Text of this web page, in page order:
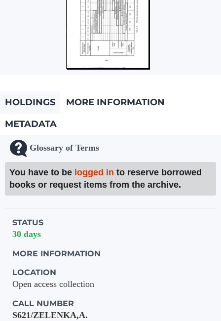
HOLDINGS
MORE INFORMATION
METADATA
Glossary of Terms
You have to be logged in to reserve borrowed
books or request items from the archive.
Holdings details from Knihovna UTB
STATUS
30 days
MORE INFORMATION
LOCATION
Open access collection
CALL NUMBER
S621/ZELENKA,A.